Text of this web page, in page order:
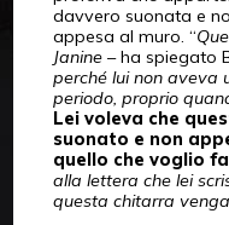
davvero suonata e
appesa al muro. “
Janine– ha spiegato
perché lui non aveva
periodo, proprio
Lei voleva che
suonato e non
quello che voglio
alla lettera che lei
questa chitarra